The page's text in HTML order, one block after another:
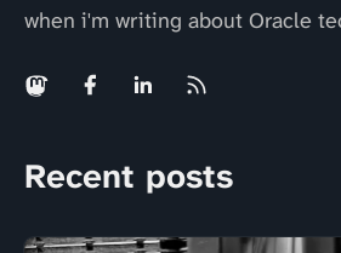
when i'm writing about Oracle
Recent posts